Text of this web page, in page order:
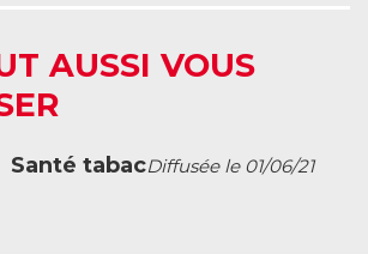
AUSSI VOUS
Santé tabacDiffusée le 01/06/21